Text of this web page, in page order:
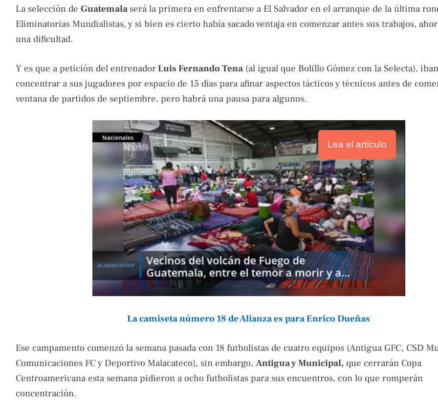
La selección de Guatemala será la primera en enfrentarse a El Salvador en el arranque de la última
Eliminatorias Mundialistas, y si bien es cierto había sacado ventaja en comenzar antes sus trabajos,
una dificultad.
Y es que a petición del entrenadorLuis Fernando Tena (al igual que Bolillo Gómez con la Selecta),
concentrar a sus jugadores por espacio de 15 días para afinar aspectos tácticos y técnicos antes de
ventana de partidos de septiembre, pero habrá una pausa para algunos.
Lea el artículo
La camiseta número 18 de Alianza es para Enrico Dueñas
Ese campamento comenzó la semana pasada con 18 futbolistas de cuatro equipos (Antigua GFC, CSD
Comunicaciones FC y Deportivo Malacateco), sin embargo, Antigua y Municipal, que cerrarán Copa
Centroamericana esta semana pidieron a ocho futbolistas para sus encuentros, con lo que romperán
concentración.